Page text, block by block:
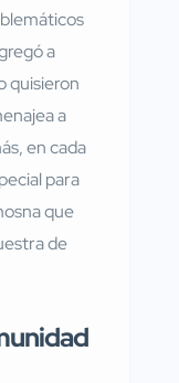
a
quisieron
a
en cada
para
que
de